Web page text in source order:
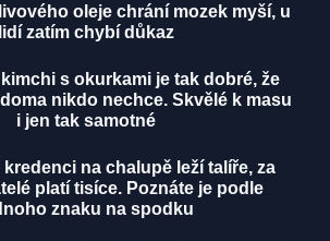
oleje chrání mozek myší, u
lidí zatím chybí důkaz
s okurkami je tak dobré, že
nikdo nechce. Skvělé k masu
i jen tak samotné
na chalupě leží talíře, za
platí tisíce. Poznáte je podle
znaku na spodku